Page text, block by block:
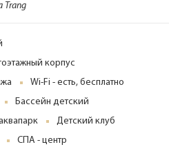
Trang
корпус
Wi-Fi - есть, бесплатно
Бассейн детский
Детский клуб
СПА - центр